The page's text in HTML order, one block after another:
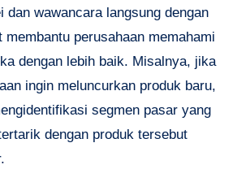
dan wawancara langsung dengan
membantu perusahaan memahami
dengan lebih baik. Misalnya, jika
ingin meluncurkan produk baru,
segmen pasar yang
dengan produk tersebut